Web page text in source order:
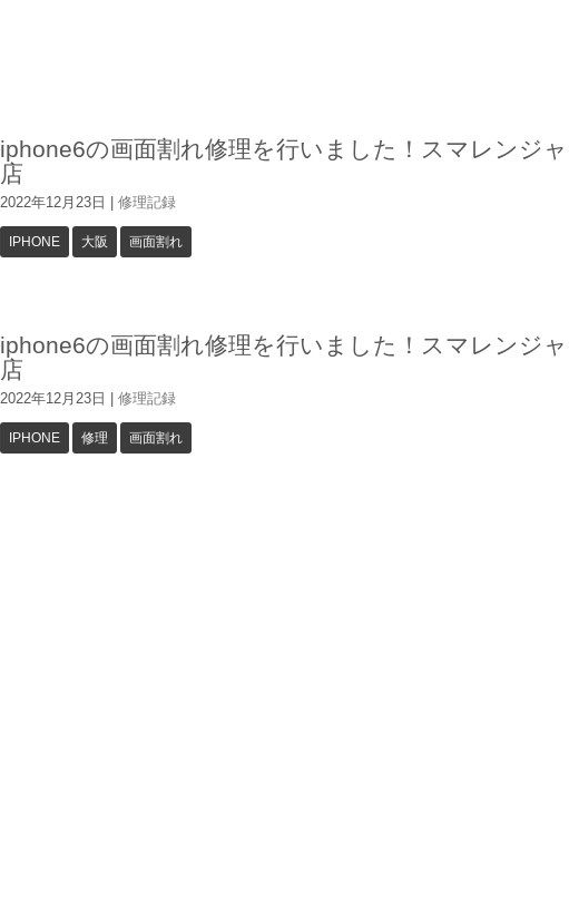
iphone6の画面割れ修理を行いました！スマレンジ
店
2022年12月23日 修理記録
IPHONE 大阪 画面割れ
iphone6の画面割れ修理を行いました！スマレンジ
店
2022年12月23日 修理記録
IPHONE 修理 画面割れ